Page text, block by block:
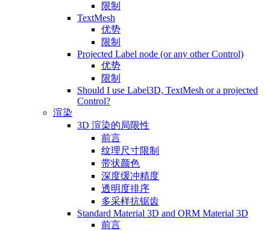
限制
TextMesh
优势
限制
Projected Label node (or any other Control)
优势
限制
Should I use Label3D, TextMesh or a projected
Control?
渲染
3D 渲染的局限性
前言
纹理尺寸限制
带状颜色
深度缓冲精度
透明度排序
多采样抗锯齿
Standard Material 3D and ORM Material 3D
前言